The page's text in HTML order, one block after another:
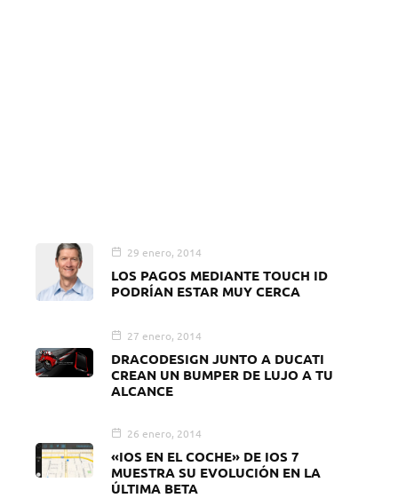
29 enero, 2014
LOS PAGOS MEDIANTE TOUCH ID
PODRÍAN ESTAR MUY CERCA
27 enero, 2014
DRACODESIGN JUNTO A DUCATI
CREAN UN BUMPER DE LUJO A TU
ALCANCE
26 enero, 2014
«IOS EN EL COCHE» DE IOS 7
MUESTRA SU EVOLUCIÓN EN LA
ÚLTIMA BETA